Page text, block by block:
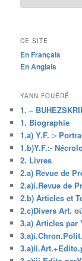
CE SITE
En Français
En Anglais
YANN FOUÉRÉ
1. –
1. Biographie
1.a) Y.F. :-
1.b)Y.F.:-
2. Livres
2.a) Revue de
2.a)i.Revue de
2.b) Articles et
2.c)Divers Art.
3.a) Articles par